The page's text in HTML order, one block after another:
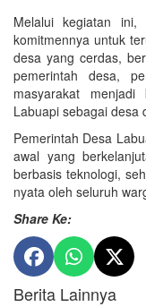
Melalui kegiatan ini,
komitmennya untuk
desa yang cerdas,
pemerintah desa,
masyarakat
Labuapi sebagai desa
Pemerintah Desa
awal yang
berbasis teknologi,
nyata oleh seluruh
Share Ke:
Berita Lainnya